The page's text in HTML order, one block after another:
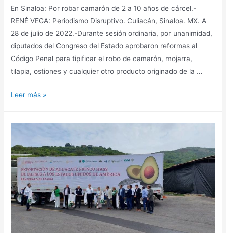
En Sinaloa: Por robar camarón de 2 a 10 años de cárcel.-
RENÉ VEGA: Periodismo Disruptivo. Culiacán, Sinaloa. MX. A
28 de julio de 2022.-Durante sesión ordinaria, por unanimidad,
diputados del Congreso del Estado aprobaron reformas al
Código Penal para tipificar el robo de camarón, mojarra,
tilapia, ostiones y cualquier otro producto originado de la …
Leer más »